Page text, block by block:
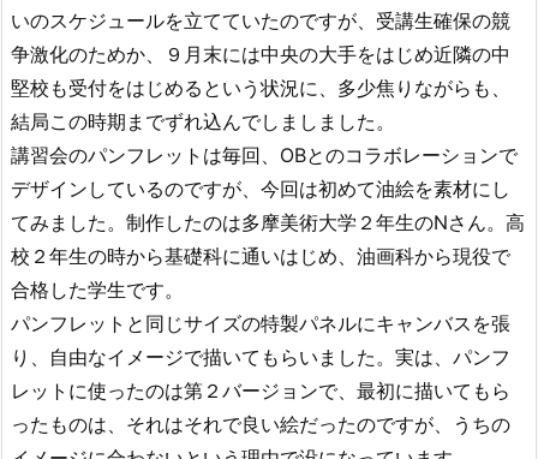
いのスケジュールを立てていたのですが、受講生確保の競
争激化のためか、９月末には中央の大手をはじめ近隣の中
堅校も受付をはじめるという状況に、多少焦りながらも、
結局この時期までずれ込んでしましました。
講習会のパンフレットは毎回、OBとのコラボレーションで
デザインしているのですが、今回は初めて油絵を素材にし
てみました。制作したのは多摩美術大学２年生のNさん。高
校２年生の時から基礎科に通いはじめ、油画科から現役で
合格した学生です。
パンフレットと同じサイズの特製パネルにキャンバスを張
り、自由なイメージで描いてもらいました。実は、パンフ
レットに使ったのは第２バージョンで、最初に描いてもら
ったものは、それはそれで良い絵だったのですが、うちの